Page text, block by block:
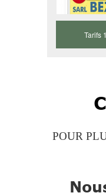
Tarifs
POUR